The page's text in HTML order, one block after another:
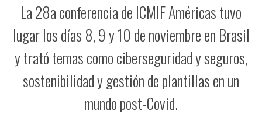
La 28a conferencia de ICMIF Américas tuvo
lugar los días 8, 9 y 10 de noviembre en Brasil
y trató temas como ciberseguridad y seguros,
sostenibilidad y gestión de plantillas en un
mundo post-Covid.